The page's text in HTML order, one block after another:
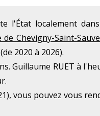
l'État localement
Chevigny-Saint-
2020 à 2026).
Guillaume RUET à
vous pouvez vous